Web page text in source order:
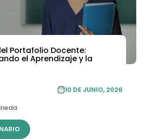
Portafolio Docente:
el Aprendizaje y la
10 DE JUNIO, 2026